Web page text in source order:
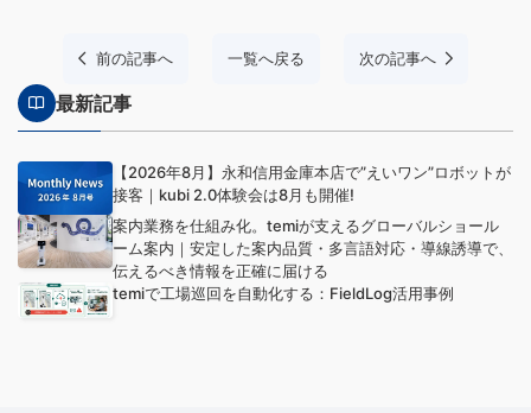
前の記事へ 一覧へ戻る 次の記事へ
最新記事
【2026年8月】永和信用金庫本店で”えいワン”ロボットが
接客｜kubi 2.0体験会は8月も開催!
案内業務を仕組み化。temiが支えるグローバルショール
ーム案内｜安定した案内品質・多言語対応・導線誘導で、
伝えるべき情報を正確に届ける
temiで工場巡回を自動化する：FieldLog活用事例